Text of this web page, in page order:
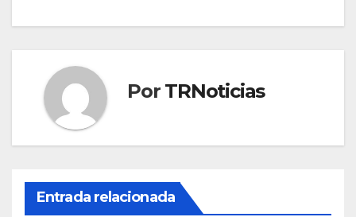
Por TRNoticias
Entrada relacionada